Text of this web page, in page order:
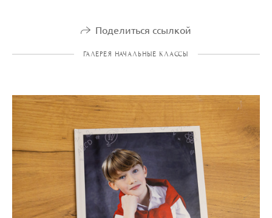
Поделиться ссылкой
ГАЛЕРЕЯ НАЧАЛЬНЫЕ КЛАССЫ